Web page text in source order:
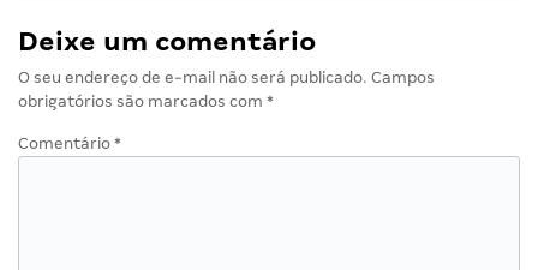
Deixe um comentário
O seu endereço de e-mail não será publicado. Campos
obrigatórios são marcados com *
Comentário *